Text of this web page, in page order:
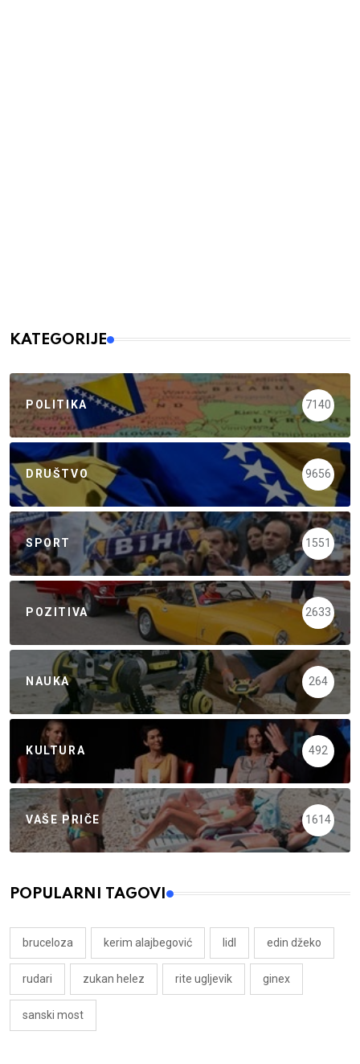
KATEGORIJE
POLITIKA 7140
DRUŠTVO 9656
SPORT 1551
POZITIVA 2633
NAUKA 264
KULTURA 492
VAŠE PRIČE 1614
POPULARNI TAGOVI
bruceloza kerim alajbegović lidl edin džeko
rudari zukan helez rite ugljevik ginex
sanski most